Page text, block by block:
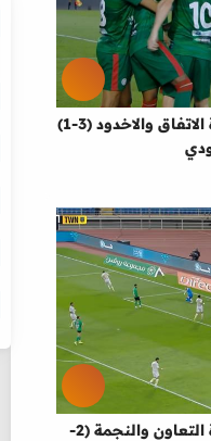
اهداف مباراة الاتفاق والاخدود (3-1)
اهداف مباراة التعاون والنجمة (2-